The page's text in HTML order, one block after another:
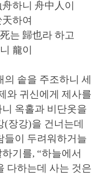
하니 舟中人이
하여
는 歸也라 하고
龍이
솥을 주조하니 세
와 귀신에게 제사를
옥홀과 비단옷을
(장강)을 건너는데
들이 두려워하거늘
기를, “하늘에서
다하는데 사는 것은